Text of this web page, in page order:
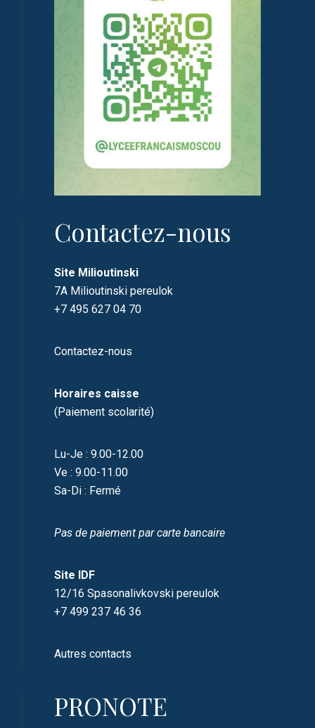
Contactez-nous
Site Milioutinski
7A Milioutinski pereulok
+7 495 627 04 70
Contactez-nous
Horaires caisse
(Paiement scolarité)
Lu-Je : 9.00-12.00
Ve : 9.00-11.00
Sa-Di : Fermé
Pas de paiement par carte bancaire
Site IDF
12/16 Spasonalivkovski pereulok
+7 499 237 46 36
Autres contacts
PRONOTE